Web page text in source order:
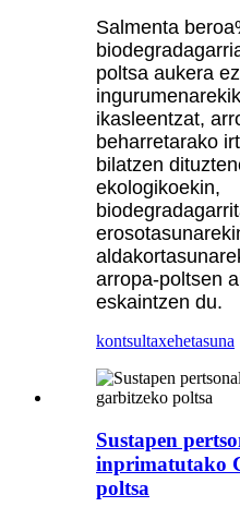
Salmenta
poltsa aukera
ikasleentzat,
beharretarako
bilatzen
ekologikoekin,
arropa-poltsen
eskaintzen du.
kontsultaxehetasuna
Sustapen
inprimatutako
poltsa